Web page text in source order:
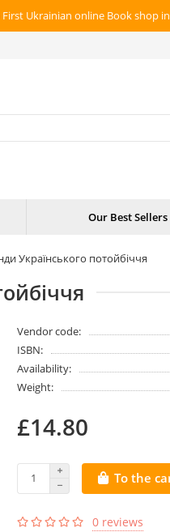
Ukrainian online Book shop in
Our Best Sellers
Українського потойбіччя
Vendor code:
ISBN:
Availability:
Weight:
£14.80
To the
0 reviews